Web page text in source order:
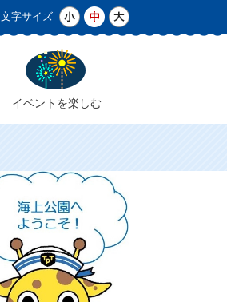
文字サイズ
イベントを楽しむ